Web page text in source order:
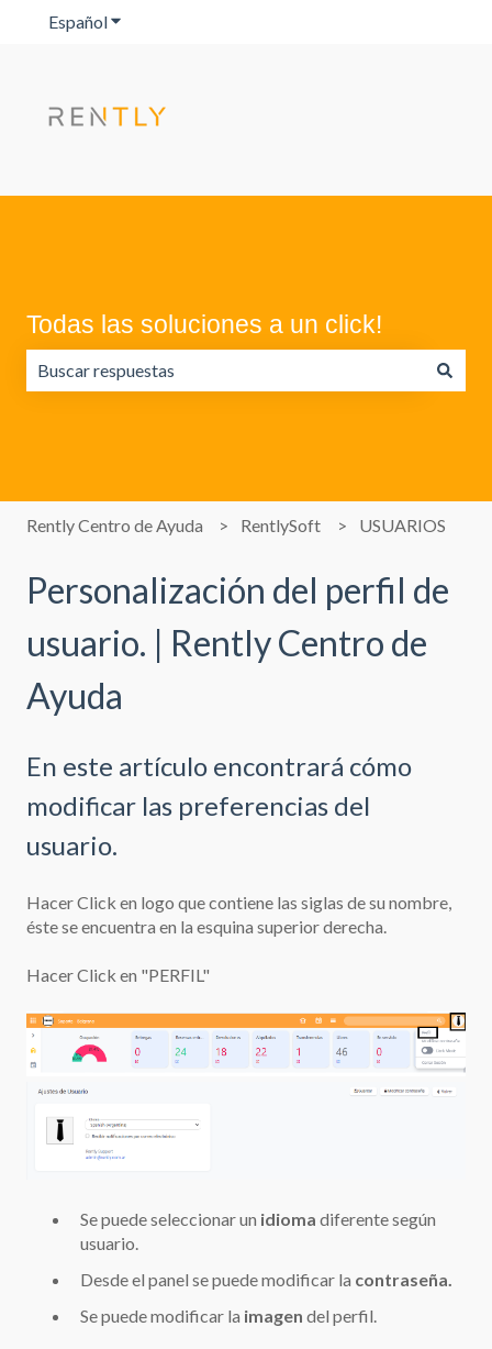
EspañolTraducciones de Mostrar submenú de
Todas las soluciones a un click!
Rently Centro de Ayuda RentlySoft USUARIOS
Personalización del perfil de
usuario. | Rently Centro de
Ayuda
En este artículo encontrará cómo
modificar las preferencias del
usuario.
Hacer Click en logo que contiene las siglas de su nombre,
éste se encuentra en la esquina superior derecha.
Hacer Click en "PERFIL"
Se puede seleccionar un idioma diferente según
usuario.
Desde el panel se puede modificar la contraseña.
Se puede modificar la imagen del perfil.